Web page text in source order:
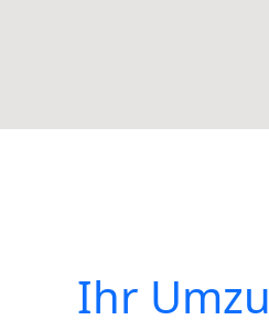
Ihr